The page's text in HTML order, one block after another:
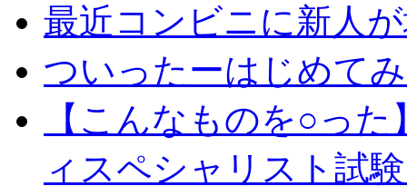
最近コンビニに新人
ついったーはじめて
【こんなものを○っ
ィスペシャリスト試